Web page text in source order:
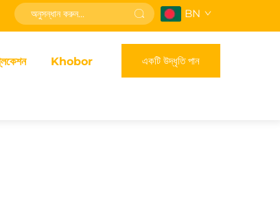
BN
Khobor একটি উদ্ধৃতি পান